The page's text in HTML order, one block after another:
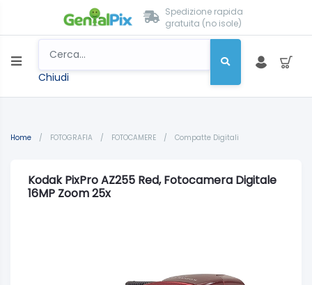
Spedizione rapida
gratuita (no isole)
Chiudi
Home / FOTOGRAFIA / FOTOCAMERE / Compatte Digitali
Kodak PixPro AZ255 Red, Fotocamera Digitale
16MP Zoom 25x